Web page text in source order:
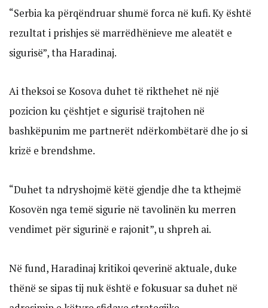
“Serbia ka përqëndruar shumë forca në kufi. Ky është
rezultat i prishjes së marrëdhënieve me aleatët e
sigurisë”, tha Haradinaj.
Ai theksoi se Kosova duhet të rikthehet në një
pozicion ku çështjet e sigurisë trajtohen në
bashkëpunim me partnerët ndërkombëtarë dhe jo si
krizë e brendshme.
“Duhet ta ndryshojmë këtë gjendje dhe ta kthejmë
Kosovën nga temë sigurie në tavolinën ku merren
vendimet për sigurinë e rajonit”, u shpreh ai.
Në fund, Haradinaj kritikoi qeverinë aktuale, duke
thënë se sipas tij nuk është e fokusuar sa duhet në